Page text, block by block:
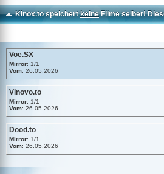
Kinox.to speichertkeineFilme selber!
Voe.SX
Mirror: 1/1
Vom: 26.05.2026
Vinovo.to
Mirror: 1/1
Vom: 26.05.2026
Dood.to
Mirror: 1/1
Vom: 26.05.2026